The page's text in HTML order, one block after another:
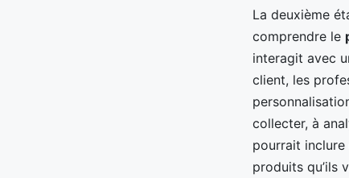
La deuxième
comprendre le
interagit avec
client, les
collecter, à
pourrait inclure
produits qu’ils